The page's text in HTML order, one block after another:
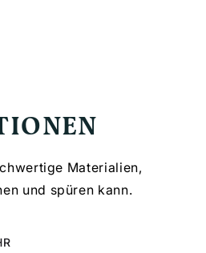
Materialien,
und spüren kann.